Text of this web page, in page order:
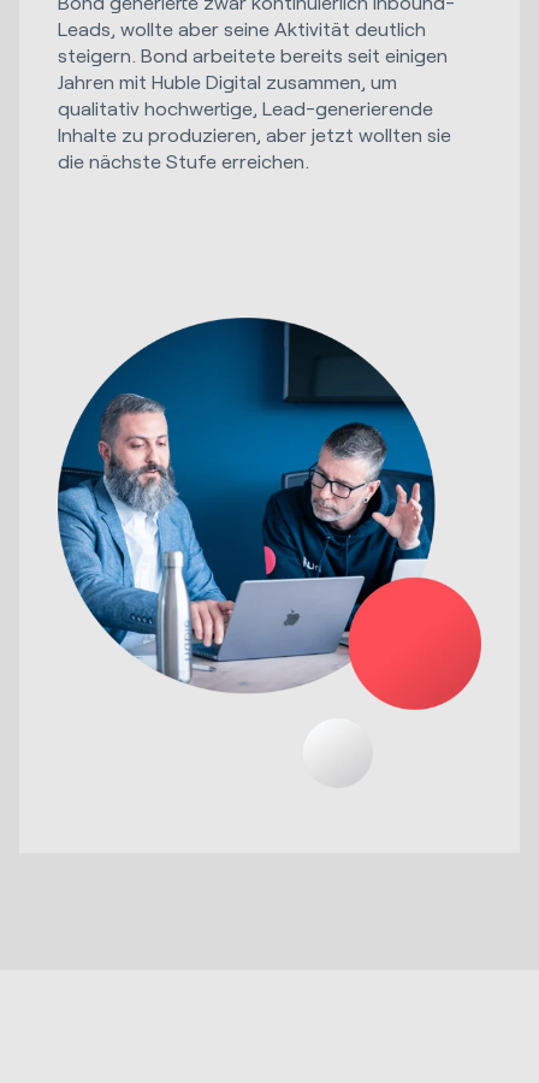
Leads, wollte aber seine Aktivität deutlich
steigern. Bond arbeitete bereits seit einigen
Jahren mit Huble Digital zusammen, um
qualitativ hochwertige, Lead-generierende
Inhalte zu produzieren, aber jetzt wollten sie
die nächste Stufe erreichen.